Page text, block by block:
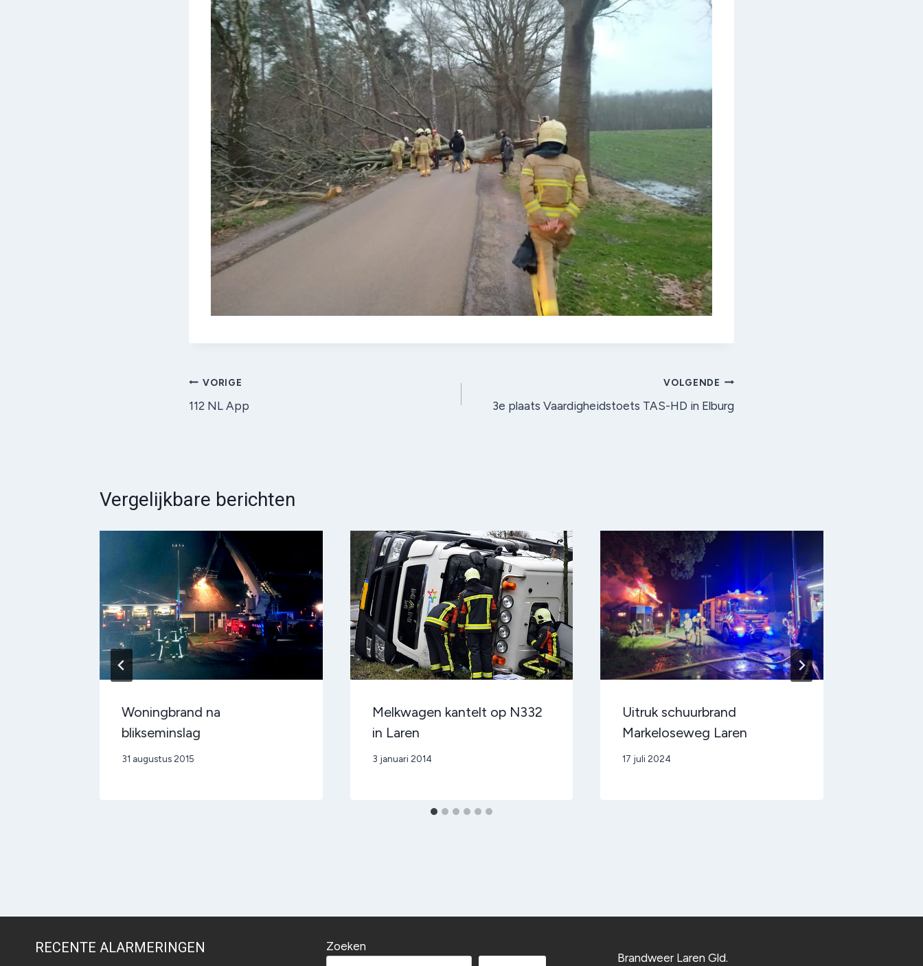
Bericht
navigatie
VORIGE
112 NL App
VOLGENDE
3e plaats Vaardigheidstoets TAS-HD in Elburg
Vergelijkbare berichten
Woningbrand na
blikseminslag
Door
31 augustus 2015
Melkwagen kantelt op N332
in Laren
Door
3 januari 2014
Uitruk schuurbrand
Markeloseweg Laren
Door
17 juli 2024
RECENTE ALARMERINGEN Zoeken
Brandweer Laren Gld.